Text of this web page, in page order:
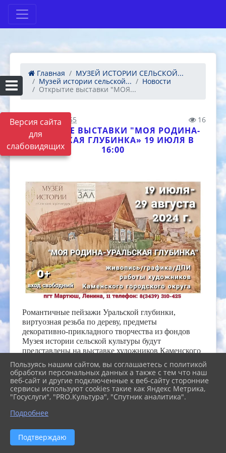
Версия сайта
для
слабовидящих
Главная
МУЗЕЙ ИСТОРИИ СЕЛЬСКОЙ...
Музей истории сельской...
Новости
Открытие выставки "МОЯ...
16.07.2024 07:55 16
ОТКРЫТИЕ ВЫСТАВКИ "МОЯ РОДИНА-
УРАЛЬСКАЯ ГЛУБИНКА» 19 ИЮЛЯ В
16:00
Романтичные пейзажи Уральской глубинки,
виртуозная резьба по дереву, предметы
декоративно-прикладного творчества из фондов
Музея истории сельской культуры будут
представлены на выставке художников Каменского
района "МОЯ РОДИНА-УРАЛЬСКАЯ
ГЛУБИНКА».
Выставка организована совместно с Городским
выставочным залом (г. Каменск-Уральский). В
полотна известного Уральского пейзажиста Ивана
района!
Выставка откроется 19 июля в 16:00
Пользуясь нашим сайтом, вы соглашаетесь с политикой
обработки персональных данных а также с тем что наш
веб-сайт и другие подключенные к веб-сайту сторонние
сервисы используют cookies такие как Яндекс Метрика,
"Госуслуги", "PRO.Культура", "Спутник аналитика".
Подробнее
Подтверждаю